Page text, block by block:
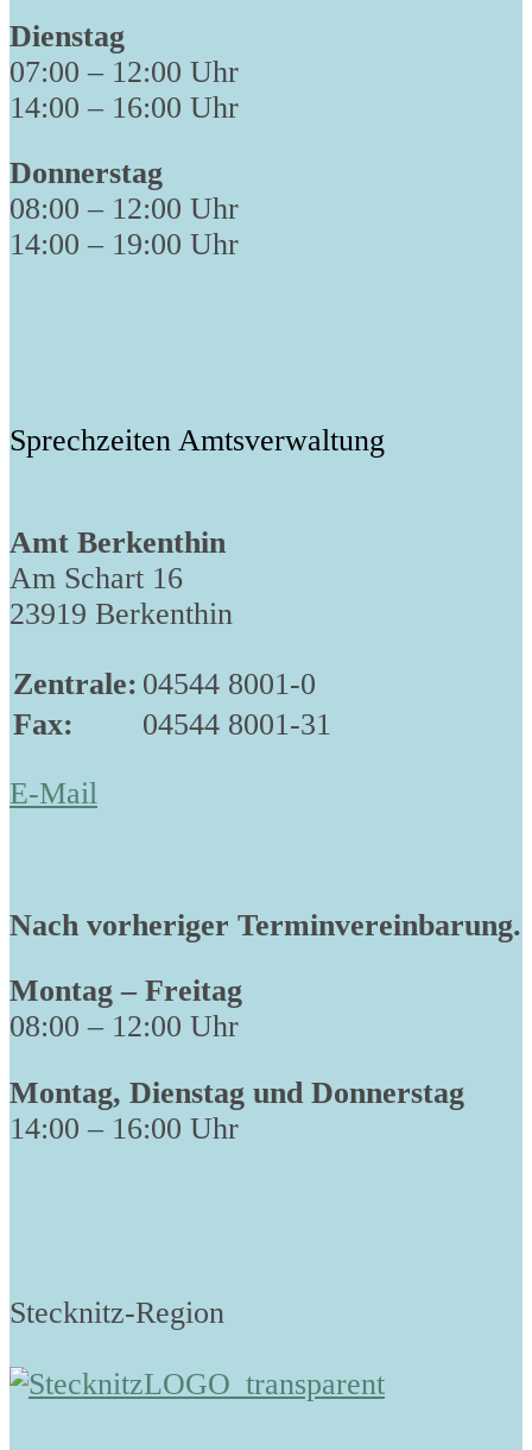
Dienstag
07:00 – 12:00 Uhr
14:00 – 16:00 Uhr
Donnerstag
08:00 – 12:00 Uhr
14:00 – 19:00 Uhr
Sprechzeiten Amtsverwaltung
Amt Berkenthin
Am Schart 16
23919 Berkenthin
Zentrale: 04544 8001-0
Fax:
04544 8001-31
E-Mail
Nach vorheriger Terminvereinbarung.
Montag – Freitag
08:00 – 12:00 Uhr
Montag, Dienstag und Donnerstag
14:00 – 16:00 Uhr
Stecknitz-Region